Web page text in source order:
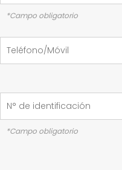
*Campo obligatorio
*Campo obligatorio